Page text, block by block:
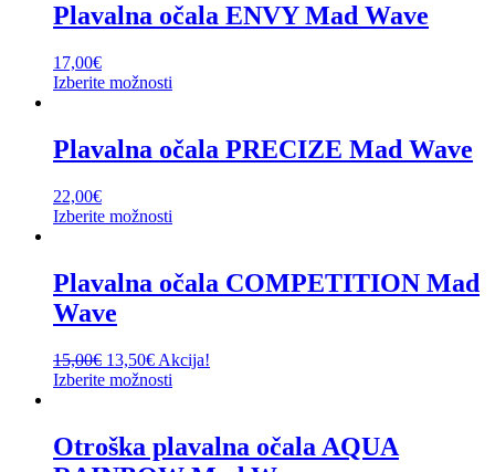
Plavalna očala ENVY Mad Wave
17,00€
Izberite možnosti
Plavalna očala PRECIZE Mad Wave
22,00€
Izberite možnosti
Plavalna očala COMPETITION Mad
Wave
15,00€ 13,50€ Akcija!
Izberite možnosti
Otroška plavalna očala AQUA